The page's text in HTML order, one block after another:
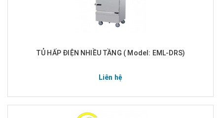
TỦ HẤP ĐIỆN NHIỀU TẦNG ( Model: EML-DRS)
Liên hệ